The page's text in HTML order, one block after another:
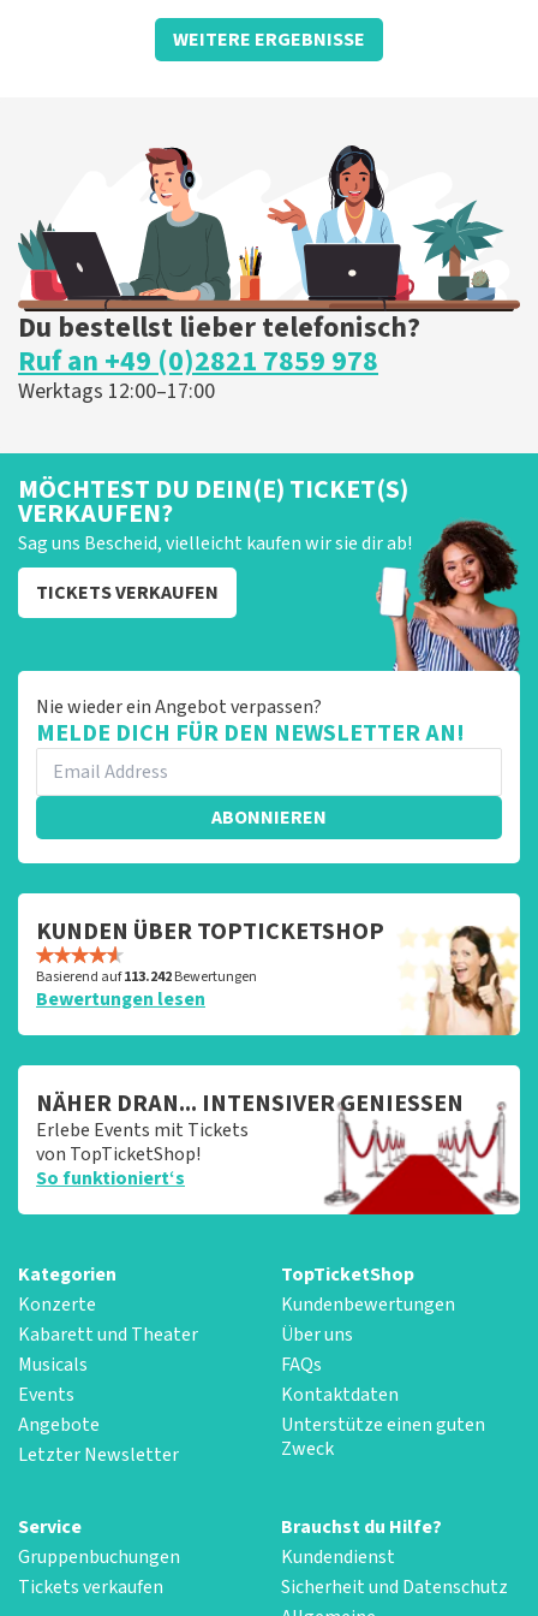
Theater De Stoep
TICKETS KAUFEN
WEITERE ERGEBNISSE
Du bestellst lieber telefonisch?
Ruf an +49 (0)2821 7859 978
Werktags 12:00–17:00
MÖCHTEST DU DEIN(E) TICKET(S)
VERKAUFEN?
Sag uns Bescheid, vielleicht kaufen wir sie dir ab!
TICKETS VERKAUFEN
Nie wieder ein Angebot verpassen?
MELDE DICH FÜR DEN NEWSLETTER AN!
ABONNIEREN
KUNDEN ÜBER TOPTICKETSHOP
Basierend auf113.242Bewertungen
Bewertungen lesen
NÄHER DRAN... INTENSIVER GENIESSEN
Erlebe Events mit Tickets
von TopTicketShop!
So funktioniert‘s
Kategorien
Konzerte
Kabarett und Theater
Musicals
Events
Angebote
Letzter Newsletter
TopTicketShop
Kundenbewertungen
Über uns
FAQs
Kontaktdaten
Unterstütze einen guten
Zweck
Service
Gruppenbuchungen
Tickets verkaufen
Brauchst du Hilfe?
Kundendienst
Sicherheit und Datenschutz